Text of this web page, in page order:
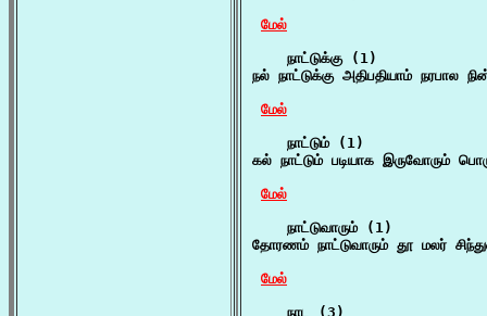
மேல்
    நாட்டுக்கு (1)
நல் நாட்டுக்கு அதிபதியாம் நரபால
மேல்
    நாட்டும் (1)
கல் நாட்டும் படியாக இருவோரும்
மேல்
    நாட்டுவாரும் (1)
தோரணம் நாட்டுவாரும் தூ மலர்
மேல்
    நாட (3)